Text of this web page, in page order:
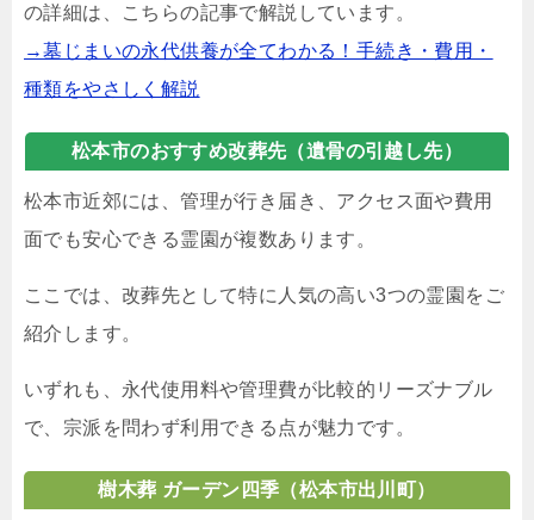
の詳細は、こちらの記事で解説しています。
→墓じまいの永代供養が全てわかる！手続き・費用・
種類をやさしく解説
松本市のおすすめ改葬先（遺骨の引越し先）
松本市近郊には、管理が行き届き、アクセス面や費用
面でも安心できる霊園が複数あります。
ここでは、改葬先として特に人気の高い3つの霊園をご
紹介します。
いずれも、永代使用料や管理費が比較的リーズナブル
で、宗派を問わず利用できる点が魅力です。
樹木葬 ガーデン四季 （松本市出川町）